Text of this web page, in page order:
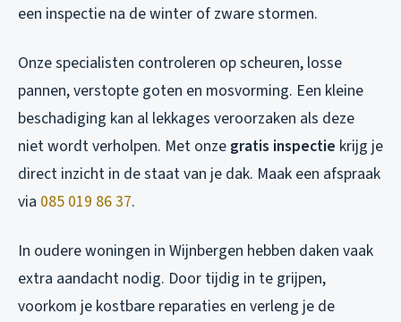
een inspectie na de winter of zware stormen.
Onze specialisten controleren op scheuren, losse
pannen, verstopte goten en mosvorming. Een kleine
beschadiging kan al lekkages veroorzaken als deze
niet wordt verholpen. Met onze gratis inspectie krijg je
direct inzicht in de staat van je dak. Maak een afspraak
via 085 019 86 37.
In oudere woningen in Wijnbergen hebben daken vaak
extra aandacht nodig. Door tijdig in te grijpen,
voorkom je kostbare reparaties en verleng je de